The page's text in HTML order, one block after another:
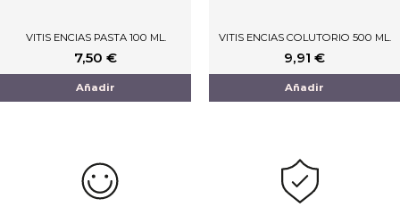
VITIS ENCIAS PASTA 100 ML.
7,50 €
Añadir
VITIS ENCIAS COLUTORIO 500 ML.
9,91 €
Añadir